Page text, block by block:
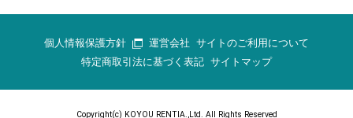
個人情報保護方針 運営会社 サイトのご利用について
特定商取引法に基づく表記 サイトマップ
Copyright(c) KOYOU RENTIA.,Ltd. All Rights Reserved